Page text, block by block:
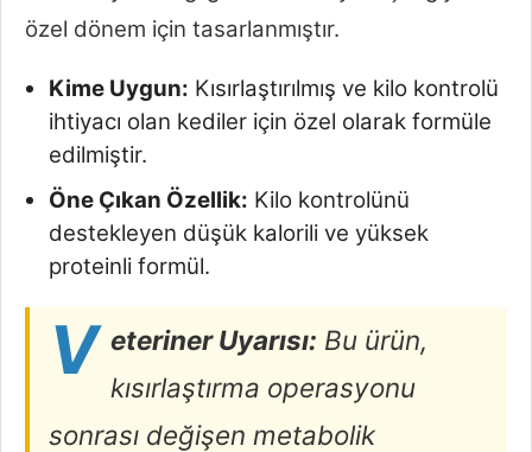
özel dönem için tasarlanmıştır.
Kime Uygun: Kısırlaştırılmış ve kilo kontrolü
ihtiyacı olan kediler için özel olarak formüle
edilmiştir.
Öne Çıkan Özellik: Kilo kontrolünü
destekleyen düşük kalorili ve yüksek
proteinli formül.
V eteriner Uyarısı: Bu ürün,
kısırlaştırma operasyonu
sonrası değişen metabolik